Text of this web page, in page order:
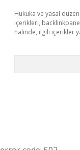
Hukuka ve yasal
içerikleri,
halinde, ilgili içerikler